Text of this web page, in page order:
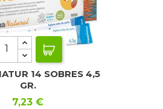
14 SOBRES 4,5
GR.
Precio
7,23 €